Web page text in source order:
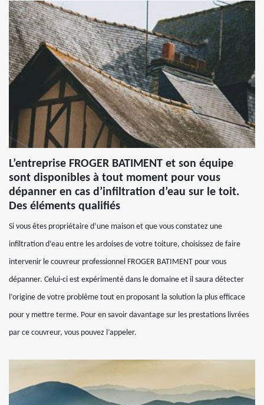
L’entreprise FROGER BATIMENT et son équipe
sont disponibles à tout moment pour vous
dépanner en cas d’infiltration d’eau sur le toit.
Des éléments qualifiés
Si vous êtes propriétaire d’une maison et que vous constatez une
infiltration d’eau entre les ardoises de votre toiture, choisissez de faire
intervenir le couvreur professionnel FROGER BATIMENT pour vous
dépanner. Celui-ci est expérimenté dans le domaine et il saura détecter
l’origine de votre problème tout en proposant la solution la plus efficace
pour y mettre terme. Pour en savoir davantage sur les prestations livrées
par ce couvreur, vous pouvez l’appeler.